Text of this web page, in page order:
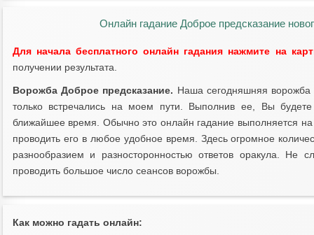
Онлайн гадание Доброе предсказание
Для начала бесплатного онлайн гадания нажмите на
получении результата.
Ворожба Доброе предсказание. Наша сегодняшняя ворожба
только встречались на моем пути. Выполнив ее, Вы
ближайшее время. Обычно это онлайн гадание выполняется
проводить его в любое удобное время. Здесь огромное
разнообразием и разносторонностью ответов оракула. Не
проводить большое число сеансов ворожбы.
Как можно гадать онлайн: